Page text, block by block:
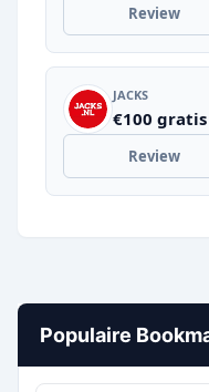
Review
JACKS
€100
Review
Populaire